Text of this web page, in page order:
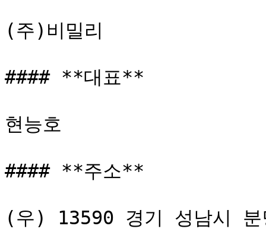
(주)비밀리
#### **대표**
현능호
#### **주소**
(우) 13590 경기 성남시 분